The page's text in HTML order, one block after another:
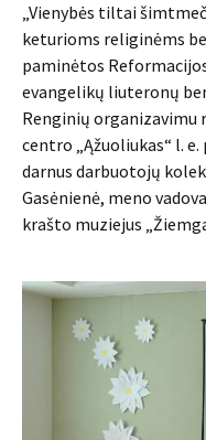
„Vienybės tiltai
keturioms religinėms
paminėtos
evangelikų liuteronų
Renginių organizavimu
centro „Ąžuoliukas“ l.
darnus darbuotojų
Gasėnienė, meno
krašto muziejus